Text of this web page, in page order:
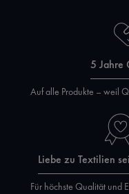
5 Jahre
Auf alle Produkte – weil
Liebe zu Textilien
Für höchste Qualität und